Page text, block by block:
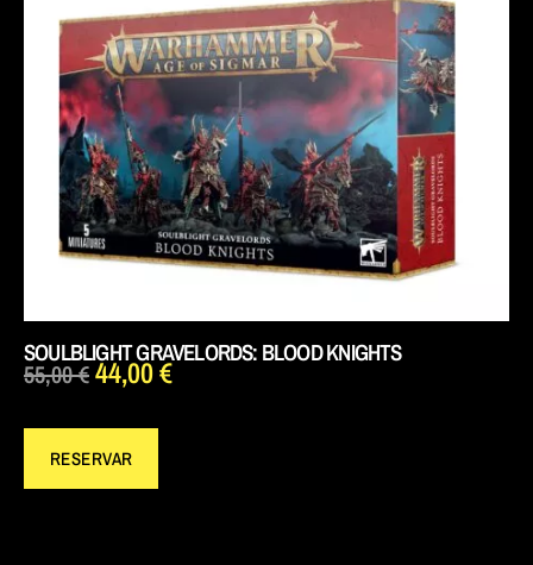
SOULBLIGHT GRAVELORDS: BLOOD KNIGHTS
55,00€44,00€
RESERVAR